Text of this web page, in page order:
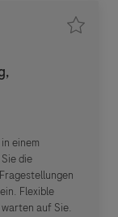
einem
die
Flexible
auf Sie.
Job